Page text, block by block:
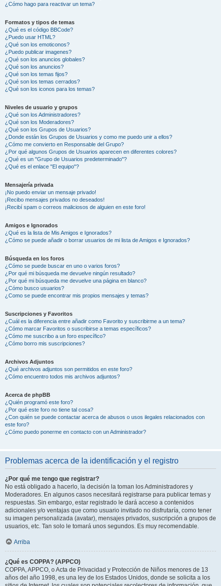
¿Cómo hago para reactivar un tema?
Formatos y tipos de temas
¿Qué es el código BBCode?
¿Puedo usar HTML?
¿Qué son los emoticonos?
¿Puedo publicar imagenes?
¿Qué son los anuncios globales?
¿Qué son los anuncios?
¿Qué son los temas fijos?
¿Qué son los temas cerrados?
¿Qué son los iconos para los temas?
Niveles de usuario y grupos
¿Qué son los Administradores?
¿Qué son los Moderadores?
¿Qué son los Grupos de Usuarios?
¿Donde están los Grupos de Usuarios y como me puedo unir a ellos?
¿Cómo me convierto en Responsable del Grupo?
¿Por qué algunos Grupos de Usuarios aparecen en diferentes colores?
¿Qué es un "Grupo de Usuarios predeterminado"?
¿Qué es el enlace "El equipo"?
Mensajería privada
¡No puedo enviar un mensaje privado!
¡Recibo mensajes privados no deseados!
¡Recibí spam o correos maliciosos de alguien en este foro!
Amigos e Ignorados
¿Qué es la lista de Mis Amigos e Ignorados?
¿Cómo se puede añadir o borrar usuarios de mi lista de Amigos e Ignorados?
Búsqueda en los foros
¿Cómo se puede buscar en uno o varios foros?
¿Por qué mi búsqueda me devuelve ningún resultado?
¿Por qué mi búsqueda me devuelve una página en blanco?
¿Cómo busco usuarios?
¿Como se puede encontrar mis propios mensajes y temas?
Suscripciones y Favoritos
¿Cuál es la diferencia entre añadir como Favorito y suscribirme a un tema?
¿Cómo marcar Favoritos o suscribirse a temas específicos?
¿Cómo me suscribo a un foro específico?
¿Cómo borro mis suscripciones?
Archivos Adjuntos
¿Qué archivos adjuntos son permitidos en este foro?
¿Cómo encuentro todos mis archivos adjuntos?
Acerca de phpBB
¿Quién programó este foro?
¿Por qué este foro no tiene tal cosa?
¿Con quién se puede contactar acerca de abusos o usos ilegales relacionados con
este foro?
¿Cómo puedo ponerme en contacto con un Administrador?
Problemas acerca de la identificación y el registro
¿Por qué me tengo que registrar?
No está obligado a hacerlo, la decisión la toman los Administradores y
Moderadores. En algunos casos necesitará registrarse para publicar temas y
respuestas. Sin embargo, estar registrado le dará acceso a contenidos
adicionales y/o ventajas que como usuario invitado no disfrutaría, como tener
su imagen personalizada (avatar), mensajes privados, suscripción a grupos de
usuarios, etc. Tan solo le tomará unos segundos. Es muy recomendable.
Arriba
¿Qué es COPPA? (APPCO)
COPPA, APPCO, o Acta de Privacidad y Protección de Niños menores de 13
años del año 1998, es una ley de los Estados Unidos, donde se solicita a los